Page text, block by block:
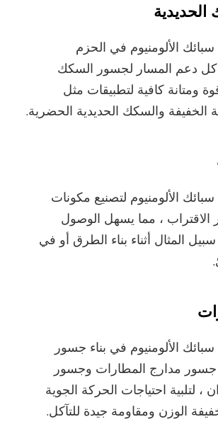
الألومنيوم في الحزم
دعم المسار لجسور السكك
ومتانة كافية لتطبيقات مثل
الخفيفة والسكك الحديدية الحضرية.
الألومنيوم لتصنيع مكونات
، مما يسهل الوصول
المثال أثناء بناء الطرق أو في
الألومنيوم في بناء جسور
جسور مدارج المطارات وجسور
لتلبية احتياجات الحركة الجوية
الوزن ومقاومة جيدة للتآكل.